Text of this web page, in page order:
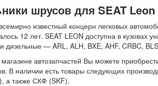
шрусов для SEAT Leon
известный концерн легковых
12 лет. SEAT LEON доступна в кузовах
дизельные — ARL, ALH, BXE, AHF, CRBC,
автозапчастей Вы можете
В наличии есть товары следующих
а также СКФ (SKF).